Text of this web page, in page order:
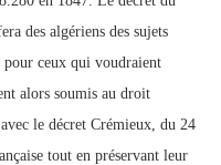
des algériens des sujets
ceux qui voudraient
alors soumis au droit
le décret Crémieux, du 24
tout en préservant leur